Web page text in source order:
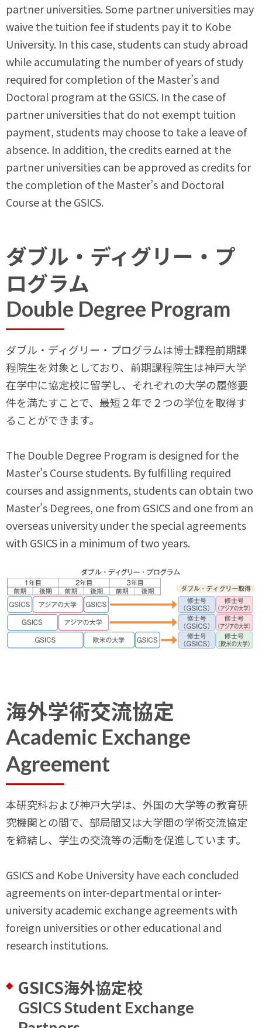
partner universities. Some partner universities may
waive the tuition fee if students pay it to Kobe
University. In this case, students can study abroad
while accumulating the number of years of study
required for completion of the Master’s and
Doctoral program at the GSICS. In the case of
partner universities that do not exempt tuition
payment, students may choose to take a leave of
absence. In addition, the credits earned at the
partner universities can be approved as credits for
the completion of the Master’s and Doctoral
Course at the GSICS.
ダブル・ディグリー・プ
ログラム
Double Degree Program
ダブル・ディグリー・プログラムは博士課程前期課
程院生を対象としており、前期課程院生は神戸大学
在学中に協定校に留学し、それぞれの大学の履修要
件を満たすことで、最短２年で２つの学位を取得す
ることができます。
The Double Degree Program is designed for the
Master's Course students. By fulfilling required
courses and assignments, students can obtain two
Master's Degrees, one from GSICS and one from an
overseas university under the special agreements
with GSICS in a minimum of two years.
海外学術交流協定
Academic Exchange
Agreement
本研究科および神戸大学は、外国の大学等の教育研
究機関との間で、部局間又は大学間の学術交流協定
を締結し、学生の交流等の活動を促進しています。
GSICS and Kobe University have each concluded
agreements on inter-departmental or inter-
university academic exchange agreements with
foreign universities or other educational and
research institutions.
GSICS海外協定校
GSICS Student Exchange